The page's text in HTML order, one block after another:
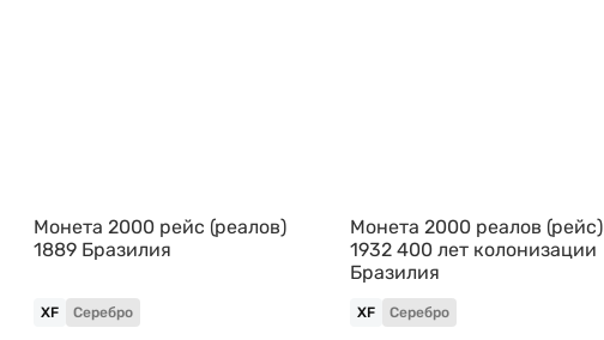
Монета 2000 рейс (реалов)
1889 Бразилия
XF Серебро
Монета 2000 реалов (рейс)
1932 400 лет колонизации
Бразилия
XF Серебро